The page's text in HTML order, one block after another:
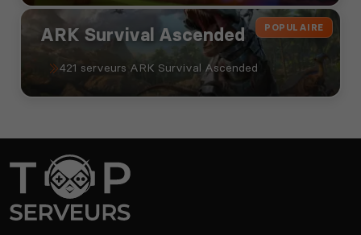
POPULAIRE
ARK Survival Ascended
421 serveurs ARK Survival Ascended